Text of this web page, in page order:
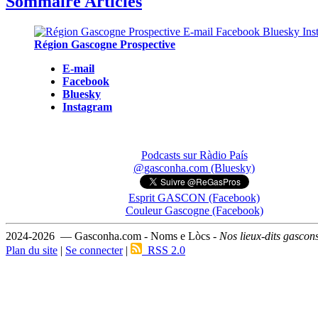
Région Gascogne Prospective
E-mail
Facebook
Bluesky
Instagram
Podcasts sur Ràdio País
@gasconha.com (Bluesky)
Esprit GASCON (Facebook)
Couleur Gascogne (Facebook)
2024-2026 — Gasconha.com - Noms e Lòcs - Nos lieux-dits
Plan du site | Se connecter| RSS 2.0